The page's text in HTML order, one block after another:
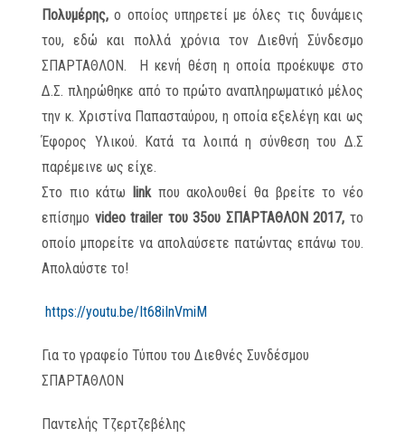
Πολυμέρης, ο οποίος υπηρετεί με όλες τις δυνάμεις
του, εδώ και πολλά χρόνια τον Διεθνή Σύνδεσμο
ΣΠΑΡΤΑΘΛΟΝ. Η κενή θέση η οποία προέκυψε στο
Δ.Σ. πληρώθηκε από το πρώτο αναπληρωματικό μέλος
την κ. Χριστίνα Παπασταύρου, η οποία εξελέγη και ως
Έφορος Υλικού. Κατά τα λοιπά η σύνθεση του Δ.Σ
παρέμεινε ως είχε.
Στο πιο κάτω
linkπου ακολουθεί θα βρείτε το νέο
επίσημο video trailer του 35ου ΣΠΑΡΤΑΘΛΟΝ 2017, το
οποίο μπορείτε να απολαύσετε πατώντας επάνω του.
Απολαύστε το!
https://youtu.be/It68iInVmiM
Για το γραφείο Τύπου του Διεθνές Συνδέσμου
ΣΠΑΡΤΑΘΛΟΝ
Παντελής Τζερτζεβέλης